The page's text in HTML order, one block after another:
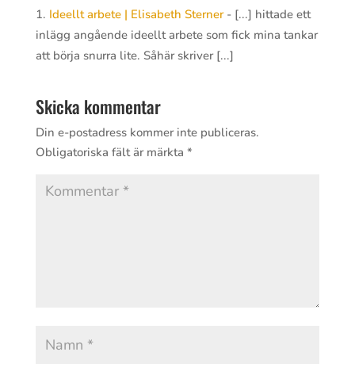
Ideellt arbete | Elisabeth Sterner- [...] hittade ett
inlägg angående ideellt arbete som fick mina tankar
att börja snurra lite. Såhär skriver [...]
Skicka kommentar
Din e-postadress kommer inte publiceras.
Obligatoriska fält är märkta *